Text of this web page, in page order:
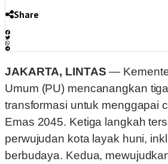
Share
JAKARTA, LINTAS —
Umum (PU) mencanangkan
transformasi untuk menggapai
Emas 2045. Ketiga langkah
perwujudan kota layak huni,
berbudaya. Kedua,